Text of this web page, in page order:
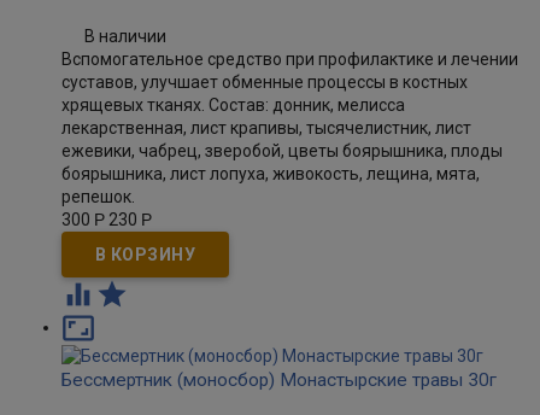
В наличии
Вспомогательное средство при профилактике и лечении
суставов, улучшает обменные процессы в костных
хрящевых тканях. Состав: донник, мелисса
лекарственная, лист крапивы, тысячелистник, лист
ежевики, чабрец, зверобой, цветы боярышника, плоды
боярышника, лист лопуха, живокость, лещина, мята,
репешок.
300 Р 230 Р
 

Бессмертник (моносбор) Монастырские травы 30г